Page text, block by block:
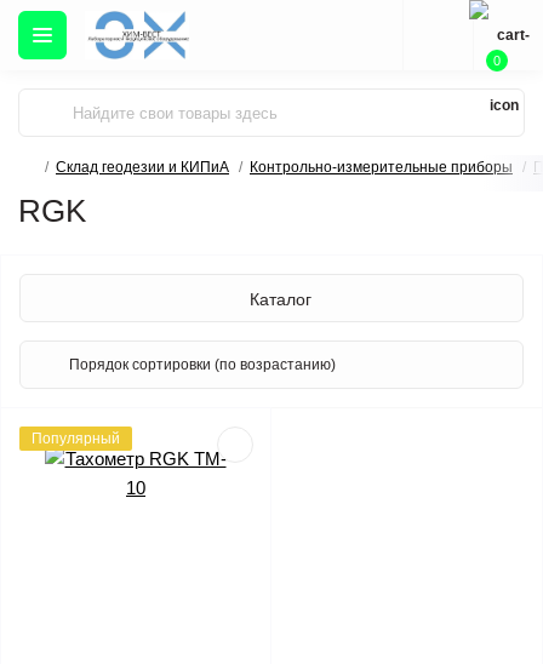
0
Склад геодезии и КИПиА Контрольно-измерительные приборы
RGK
Каталог
Популярный